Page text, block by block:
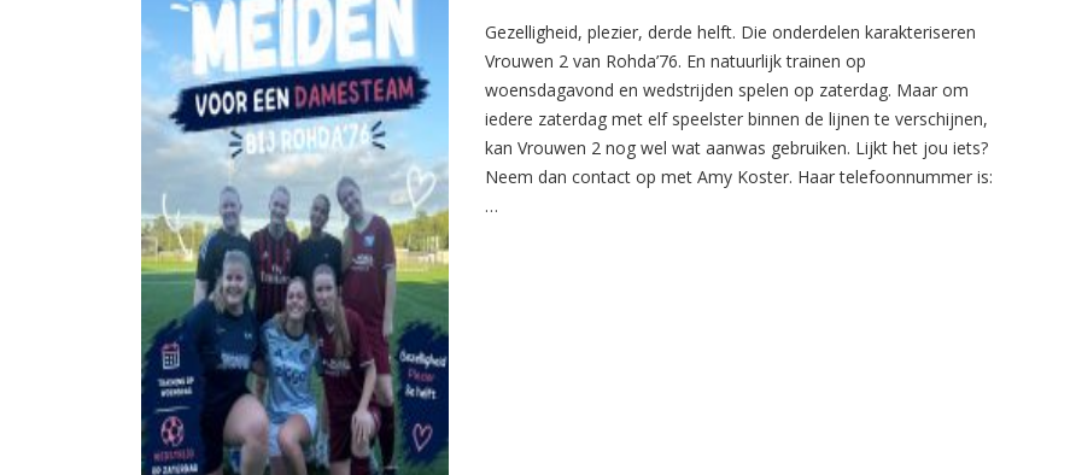
Gezelligheid, plezier, derde helft. Die onderdelen karakteriseren
Vrouwen 2 van Rohda’76. En natuurlijk trainen op
woensdagavond en wedstrijden spelen op zaterdag. Maar om
iedere zaterdag met elf speelster binnen de lijnen te verschijnen,
kan Vrouwen 2 nog wel wat aanwas gebruiken. Lijkt het jou iets?
Neem dan contact op met Amy Koster. Haar telefoonnummer is:
…